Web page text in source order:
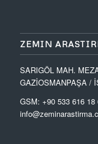
ZEMIN
SARIGÖL MAH.
GAZİOSMANPAŞA /
GSM: +90 533 616 18